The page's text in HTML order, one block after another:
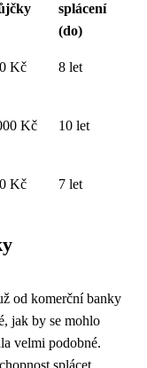
splácení
(do)
Kč 8 let
Kč 10 let
Kč 7 let
od komerční banky
jak by se mohlo
velmi podobné.
splácet.